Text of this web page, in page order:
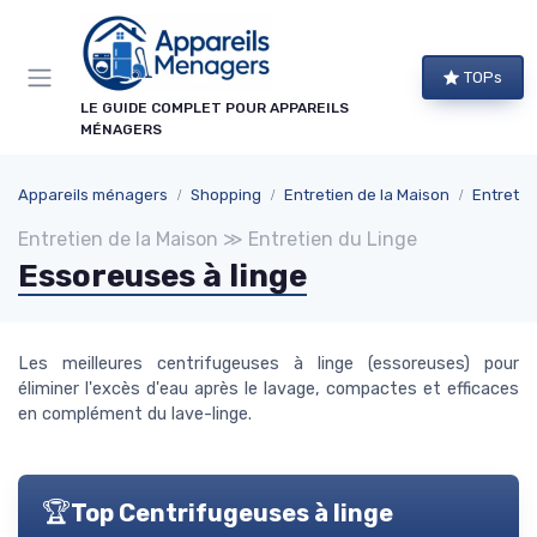
LE GUIDE COMPLET POUR APPAREILS
MÉNAGERS
TOPs
Appareils ménagers Shopping Entretien de la Maison
Entretien de la Maison ≫ Entretien du Linge
Essoreuses à linge
Les meilleures centrifugeuses à linge (essoreuses) pour
éliminer l'excès d'eau après le lavage, compactes et efficaces
en complément du lave-linge.
🏆Top Centrifugeuses à linge
Panneau de gestion des cookies